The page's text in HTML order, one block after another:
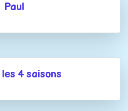
Paul
4 saisons